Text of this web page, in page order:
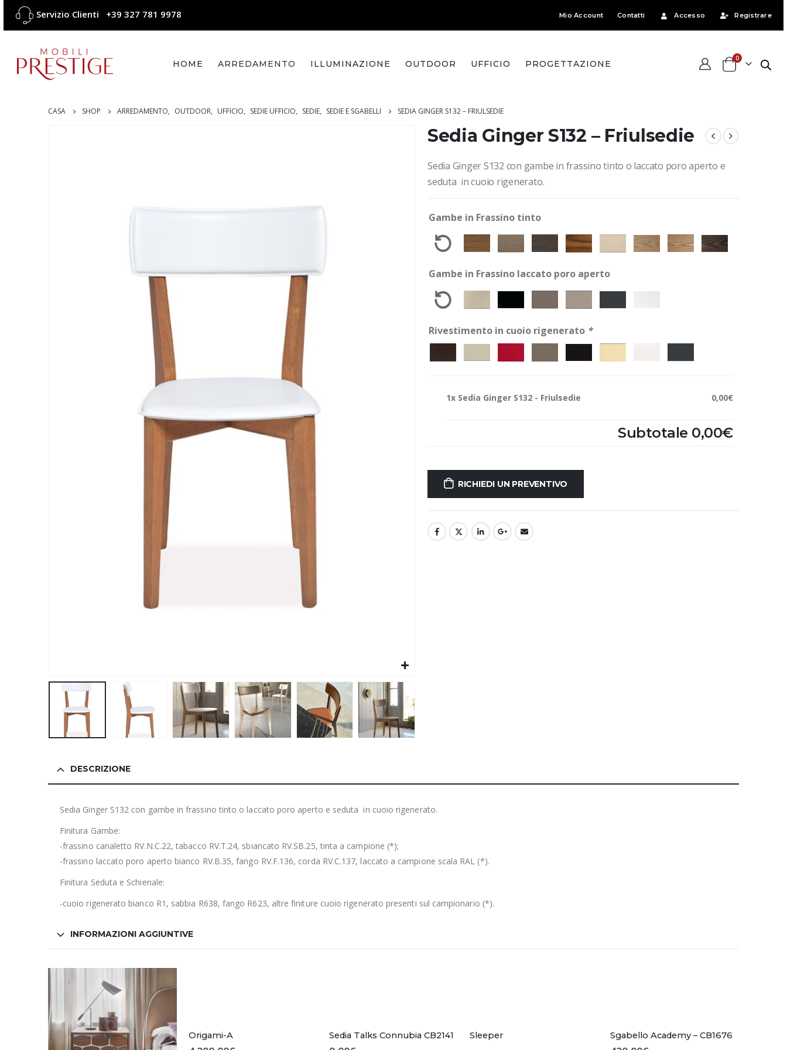
Servizio Clienti +39 327 781 9978 Mio Account Contatti Accesso Registrare
HOME ARREDAMENTO ILLUMINAZIONE OUTDOOR UFFICIO PROGETTAZIONE
0
CASA SHOP ARREDAMENTO, OUTDOOR, UFFICIO, SEDIE UFFICIO, SEDIE, SEDIE E SGABELLI SEDIA GINGER S132 – FRIULSEDIE
Sedia Ginger S132 – Friulsedie
Sedia Ginger S132 con gambe in frassino tinto o laccato poro aperto e
seduta in cuoio rigenerato.
Gambe in Frassino tinto
Gambe in Frassino laccato poro aperto
Rivestimento in cuoio rigenerato *
1x Sedia Ginger S132 - Friulsedie 0,00€
Subtotale 0,00€
RICHIEDI UN PREVENTIVO
DESCRIZIONE
Sedia Ginger S132 con gambe in frassino tinto o laccato poro aperto e seduta in cuoio rigenerato.
Finitura Gambe:
-frassino canaletto RV.N.C.22, tabacco RV.T.24, sbiancato RV.SB.25, tinta a campione (*);
-frassino laccato poro aperto bianco RV.B.35, fango RV.F.136, corda RV.C.137, laccato a campione scala RAL (*).
Finitura Seduta e Schienale:
-cuoio rigenerato bianco R1, sabbia R638, fango R623, altre finiture cuoio rigenerato presenti sul campionario (*).
INFORMAZIONI AGGIUNTIVE
Origami-A Sedia Talks Connubia CB2141 Sleeper Sgabello Academy – CB1676